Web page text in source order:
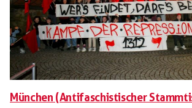
München (Antifaschistischer